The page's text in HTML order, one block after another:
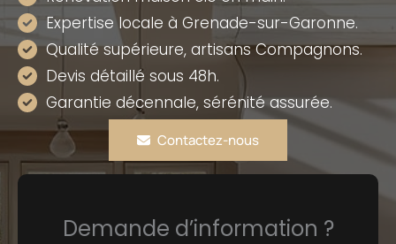
Expertise locale à Grenade-sur-Garonne.
Qualité supérieure, artisans Compagnons.
Devis détaillé sous 48h.
Garantie décennale, sérénité assurée.
Contactez-nous
Demande d’information ?